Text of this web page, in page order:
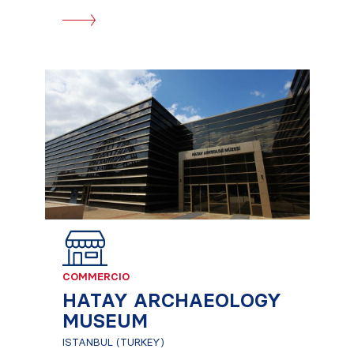
COMMERCIO
HATAY ARCHAEOLOGY
MUSEUM
ISTANBUL (TURKEY)